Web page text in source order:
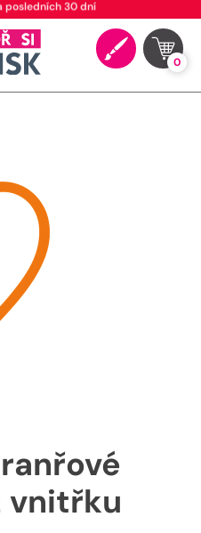
posledních 30 dní
0
vnitřku